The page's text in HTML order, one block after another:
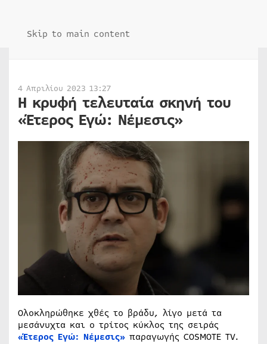
Skip to main content
4 Απριλίου 2023 13:27
Η κρυφή τελευταία σκηνή του
«Έτερος Εγώ: Νέμεσις»
Ολοκληρώθηκε χθές το βράδυ, λίγο μετά τα
μεσάνυχτα και ο τρίτος κύκλος της σειράς
«Έτερος Εγώ: Νέμεσις» παραγωγής COSMOTE TV.